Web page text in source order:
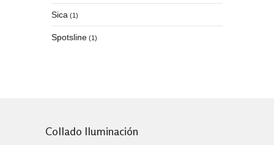
Sica (1)
Spotsline (1)
Collado Iluminación